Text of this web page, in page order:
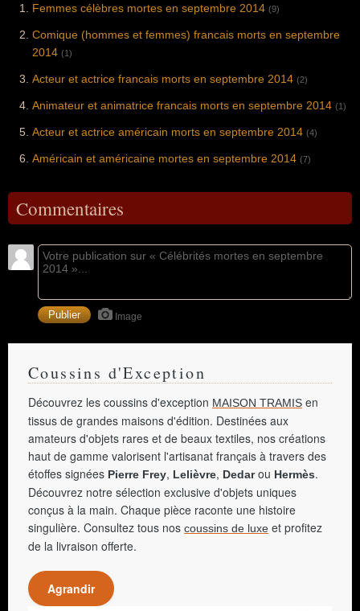
Femmes célèbres mortes en septembre 2014 (9)
Comique (hommes et femmes) francais morts en septembre
2014 (1)
Acteur et actrice francais morts en septembre 2014 (2)
Animateur et animatrice francais morts en septembre 2014 (1)
Acteur et actrice américain morts en septembre 2014 (4)
Américain et américaine mortes en septembre 2014 (7)
Commentaires
Image
Coussins d'Exception
Découvrez les coussins d'exception MAISON TRAMIS en
tissus de grandes maisons d'édition. Destinées aux
amateurs d'objets rares et de beaux textiles, nos créations
haut de gamme valorisent l'artisanat français à travers des
étoffes signées Pierre Frey, Lelièvre, Dedarou Hermès.
Découvrez notre sélection exclusive d'objets uniques
conçus à la main. Chaque pièce raconte une histoire
singulière. Consultez tous nos coussins de luxe et profitez
de la livraison offerte.
Agrandir